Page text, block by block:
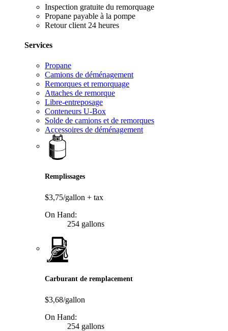
Inspection gratuite du remorquage
Propane payable à la pompe
Retour client 24 heures
Services
Propane
Camions de déménagement
Remorques et remorquage
Attaches de remorque
Libre-entreposage
Conteneurs U-Box
Solde de camions et de remorques
Accessoires de déménagement
Remplissages
$3,75/gallon + tax
On Hand:
254 gallons
Carburant de remplacement
$3,68/gallon
On Hand:
254 gallons